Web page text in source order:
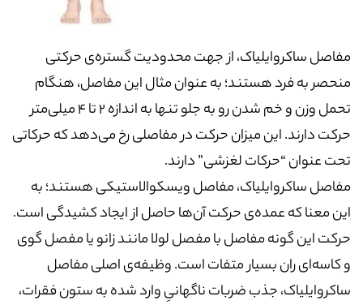
مفاصل ساکروایلیاک، از جهت محدودیت گستره‌ی حرکتی
منحصر به فرد هستند؛ به عنوان مثال این مفاصل، هنگام
تحمل وزن و خم شدن رو به جلو تنها به اندازه 2 تا 4 میلی‌متر
حرکت دارند. این میزان حرکت در مفاصلی رخ می‌دهد که حرکاتی
تحت عنوان “حرکات لغزشی” دارند.
مفاصل ساکروایلیاک، مفاصل ویسکوالاستیکی هستند؛ به
این معنا که عمده‌ی حرکت آن‌ها حاصل از ایجاد کشیدگی است.
حرکت این گونه مفاصل با مفصل لولا مانند زانو یا مفصل گوی
و کاسه‌ای ران بسیار متفات است. وظیفه‌ی اصلی مفاصل
ساکروایلیاک، جذب ضربات ناگهانیِ وارد شده به ستون فقرات،